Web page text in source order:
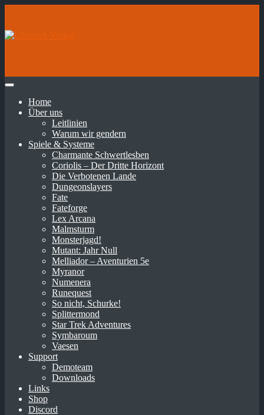
Home
Über uns
Leitlinien
Warum wir gendern
Spiele & Systeme
Charmante Schwertlesben
Coriolis – Der Dritte Horizont
Die Verbotenen Lande
Dungeonslayers
Fate
Fateforge
Lex Arcana
Malmsturm
Monsterjagd!
Mutant: Jahr Null
Melliador – Aventurien 5e
Myranor
Numenera
Runequest
So nicht, Schurke!
Splittermond
Star Trek Adventures
Symbaroum
Vaesen
Support
Demoteam
Downloads
Links
Shop
Discord